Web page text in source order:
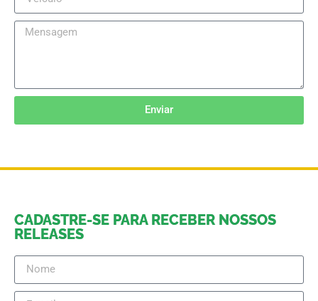
Enviar
CADASTRE-SE PARA RECEBER NOSSOS
RELEASES